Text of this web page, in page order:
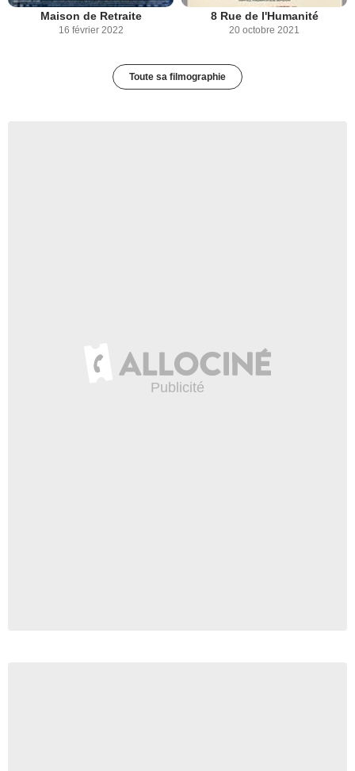
Maison de Retraite
16 février 2022
8 Rue de l'Humanité
20 octobre 2021
Toute sa filmographie